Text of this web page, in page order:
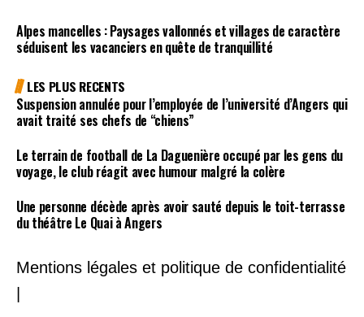
Alpes mancelles : Paysages vallonnés et villages de caractère
séduisent les vacanciers en quête de tranquillité
LES PLUS RECENTS
Suspension annulée pour l’employée de l’université d’Angers qui
avait traité ses chefs de “chiens”
Le terrain de football de La Daguenière occupé par les gens du
voyage, le club réagit avec humour malgré la colère
Une personne décède après avoir sauté depuis le toit-terrasse
du théâtre Le Quai à Angers
Mentions légales et politique de confidentialité